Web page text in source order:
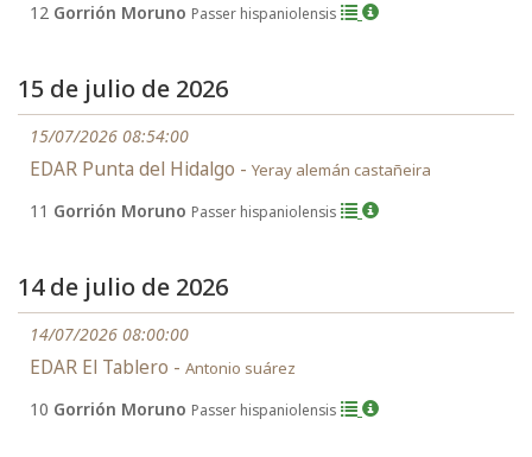
12 Gorrión Moruno Passer hispaniolensis
15 de julio de 2026
15/07/2026 08:54:00
EDAR Punta del Hidalgo - Yeray alemán castañeira
11 Gorrión Moruno Passer hispaniolensis
14 de julio de 2026
14/07/2026 08:00:00
EDAR El Tablero - Antonio suárez
10 Gorrión Moruno Passer hispaniolensis